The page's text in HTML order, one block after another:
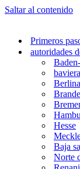
Saltar al contenido
Primeros
autoridades
baviera
Berlina
Hesse
Baja
Norte